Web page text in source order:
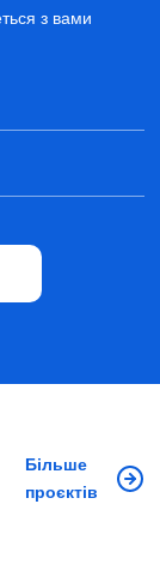
з вами
Більше
проєктів